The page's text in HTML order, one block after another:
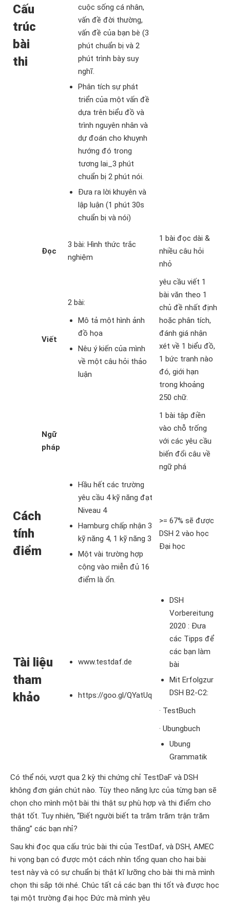
Cấu
trúc
bài
thi
cuộc sống cá nhân,
vấn đề đời thường,
vấn đề của bạn bè (3
phút chuẩn bị và 2
phút trình bày suy
nghĩ.
Phân tích sự phát
triển của một vấn đề
dựa trên biểu đồ và
trình nguyên nhân và
dự đoán cho khuynh
hướng đó trong
tương lai_3 phút
chuẩn bị 2 phút nói.
Đưa ra lời khuyên và
lập luận (1 phút 30s
chuẩn bị và nói)
Đọc
3 bài: Hình thức trắc
nghiệm
1 bài đọc dài &
nhiều câu hỏi
nhỏ
Viết
2 bài:
Mô tả một hình ảnh
đồ họa
Nêu ý kiến của mình
về một câu hỏi thảo
luận
yêu cầu viết 1
bài văn theo 1
chủ đề nhất định
hoặc phân tích,
đánh giá nhận
xét về 1 biểu đồ,
1 bức tranh nào
đó, giới hạn
trong khoảng
250 chữ.
Ngữ
pháp
1 bài tập điền
vào chỗ trống
với các yêu cầu
biến đổi câu về
ngữ phá
Cách
tính
điểm
Hầu hết các trường
yêu cầu 4 kỹ năng đạt
Niveau 4
Hamburg chấp nhận 3
kỹ năng 4, 1 kỹ năng 3
Một vài trường hợp
cộng vào miễn đủ 16
điểm là ổn.
>= 67% sẽ được
DSH 2 vào học
Đại học
Tài liệu
tham
khảo
www.testdaf.de
https://goo.gl/QYatUq
DSH
Vorbereitung
2020 : Đưa
các Tipps để
các bạn làm
bài
Mit Erfolgzur
DSH B2-C2:
· TestBuch
· Ubungbuch
Ubung
Grammatik
Có thể nói, vượt qua 2 kỳ thi chứng chỉ TestDaF và DSH
không đơn giản chút nào. Tùy theo năng lực của từng bạn sẽ
chọn cho mình một bài thi thật sự phù hợp và thi điểm cho
thật tốt. Tuy nhiên, “Biết người biết ta trăm trăm trận trăm
thắng” các bạn nhỉ?
Sau khi đọc qua cấu trúc bài thi của TestDaf, và DSH, AMEC
hi vọng bạn có được một cách nhìn tổng quan cho hai bài
test này và có sự chuẩn bị thật kĩ lưỡng cho bài thi mà mình
chọn thi sắp tới nhé. Chúc tất cả các bạn thi tốt và được học
tại một trường đại học Đức mà mình yêu